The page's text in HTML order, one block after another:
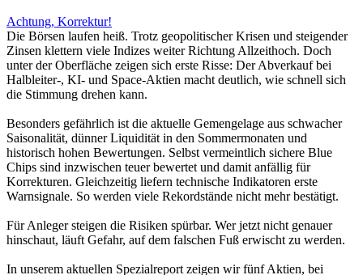
Achtung, Korrektur!
Die Börsen laufen heiß. Trotz geopolitischer Krisen und steigender
Zinsen klettern viele Indizes weiter Richtung Allzeithoch. Doch
unter der Oberfläche zeigen sich erste Risse: Der Abverkauf bei
Halbleiter-, KI- und Space-Aktien macht deutlich, wie schnell sich
die Stimmung drehen kann.
Besonders gefährlich ist die aktuelle Gemengelage aus schwacher
Saisonalität, dünner Liquidität in den Sommermonaten und
historisch hohen Bewertungen. Selbst vermeintlich sichere Blue
Chips sind inzwischen teuer bewertet und damit anfällig für
Korrekturen. Gleichzeitig liefern technische Indikatoren erste
Warnsignale. So werden viele Rekordstände nicht mehr bestätigt.
Für Anleger steigen die Risiken spürbar. Wer jetzt nicht genauer
hinschaut, läuft Gefahr, auf dem falschen Fuß erwischt zu werden.
In unserem aktuellen Spezialreport zeigen wir fünf Aktien, bei